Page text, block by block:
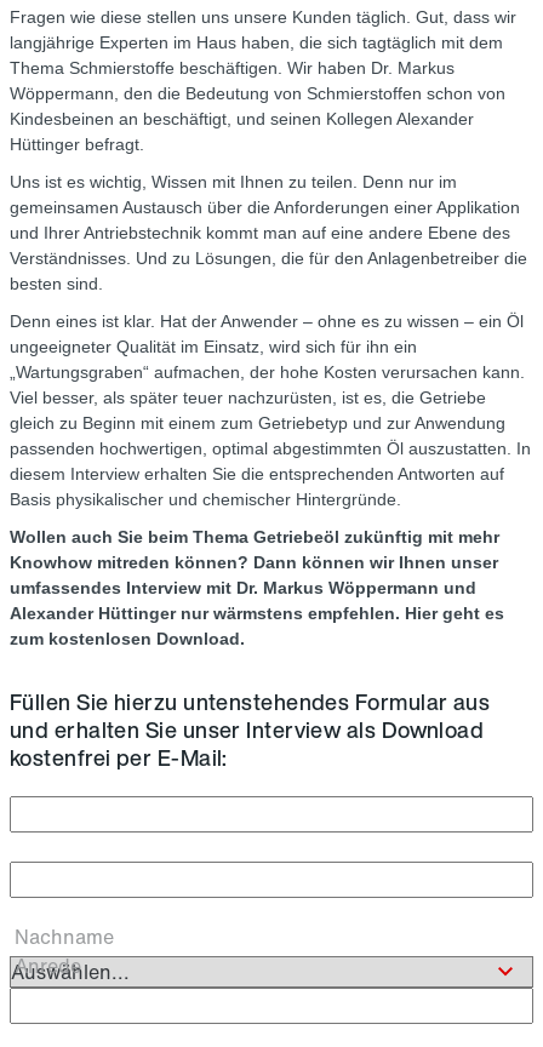
Fragen wie diese stellen uns unsere Kunden täglich. Gut, dass wir
langjährige Experten im Haus haben, die sich tagtäglich mit dem
Thema Schmierstoffe beschäftigen. Wir haben Dr. Markus
Wöppermann, den die Bedeutung von Schmierstoffen schon von
Kindesbeinen an beschäftigt, und seinen Kollegen Alexander
Hüttinger befragt.
Uns ist es wichtig, Wissen mit Ihnen zu teilen. Denn nur im
gemeinsamen Austausch über die Anforderungen einer Applikation
und Ihrer Antriebstechnik kommt man auf eine andere Ebene des
Verständnisses. Und zu Lösungen, die für den Anlagenbetreiber die
besten sind.
Denn eines ist klar. Hat der Anwender – ohne es zu wissen – ein Öl
ungeeigneter Qualität im Einsatz, wird sich für ihn ein
„Wartungsgraben“ aufmachen, der hohe Kosten verursachen kann.
Viel besser, als später teuer nachzurüsten, ist es, die Getriebe
gleich zu Beginn mit einem zum Getriebetyp und zur Anwendung
passenden hochwertigen, optimal abgestimmten Öl auszustatten. In
diesem Interview erhalten Sie die entsprechenden Antworten auf
Basis physikalischer und chemischer Hintergründe.
Wollen auch Sie beim Thema Getriebeöl zukünftig mit mehr
Knowhow mitreden können? Dann können wir Ihnen unser
umfassendes Interview mit Dr. Markus Wöppermann und
Alexander Hüttinger nur wärmstens empfehlen. Hier geht es
zum kostenlosen Download.
Füllen Sie hierzu untenstehendes Formular aus
und erhalten Sie unser Interview als Download
kostenfrei per E-Mail:
Vorname
Nachname
Anrede